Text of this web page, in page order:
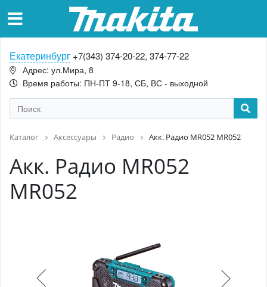
Екатеринбург +7(343) 374-20-22, 374-77-22
Адрес: ул.Мира, 8
Время работы: ПН-ПТ 9-18, СБ, ВС - выходной
Каталог Аксессуары Радио Акк. Радио MR052 MR052
Акк. Радио MR052
MR052